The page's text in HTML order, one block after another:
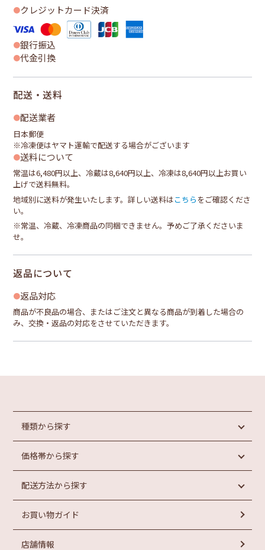
クレジットカード決済
銀行振込
代金引換
配送・送料
配送業者
日本郵便
※冷凍便はヤマト運輸で配送する場合がございます
送料について
常温は6,480円以上、冷蔵は8,640円以上、冷凍は8,640円以上お買い
上げで送料無料。
地域別に送料が発生いたします。詳しい送料はこちら をご確認くださ
い。
※常温、冷蔵、冷凍商品の同梱できません。予めご了承くださいま
せ。
返品について
返品対応
商品が不良品の場合、またはご注文と異なる商品が到着した場合の
み、交換・返品の対応をさせていただきます。
種類から探す
めんたいこ
惣菜・パン
ラーメン
価格帯から探す
1,000円未満
2,000円以上
4,000
配送方法から探す
常温商品
冷凍商品
お買い物ガイド
店舗情報